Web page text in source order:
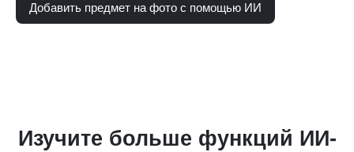
Добавить предмет на фото с помощью ИИ
Изучите больше функций ИИ-